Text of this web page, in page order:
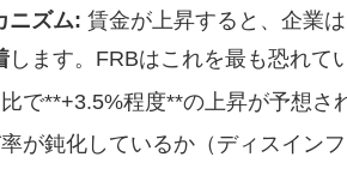
ニズム: 賃金が上昇すると、企業
します。FRBはこれを最も恐れて
で**+3.5%程度**の上昇が予想さ
が鈍化しているか（ディスイン